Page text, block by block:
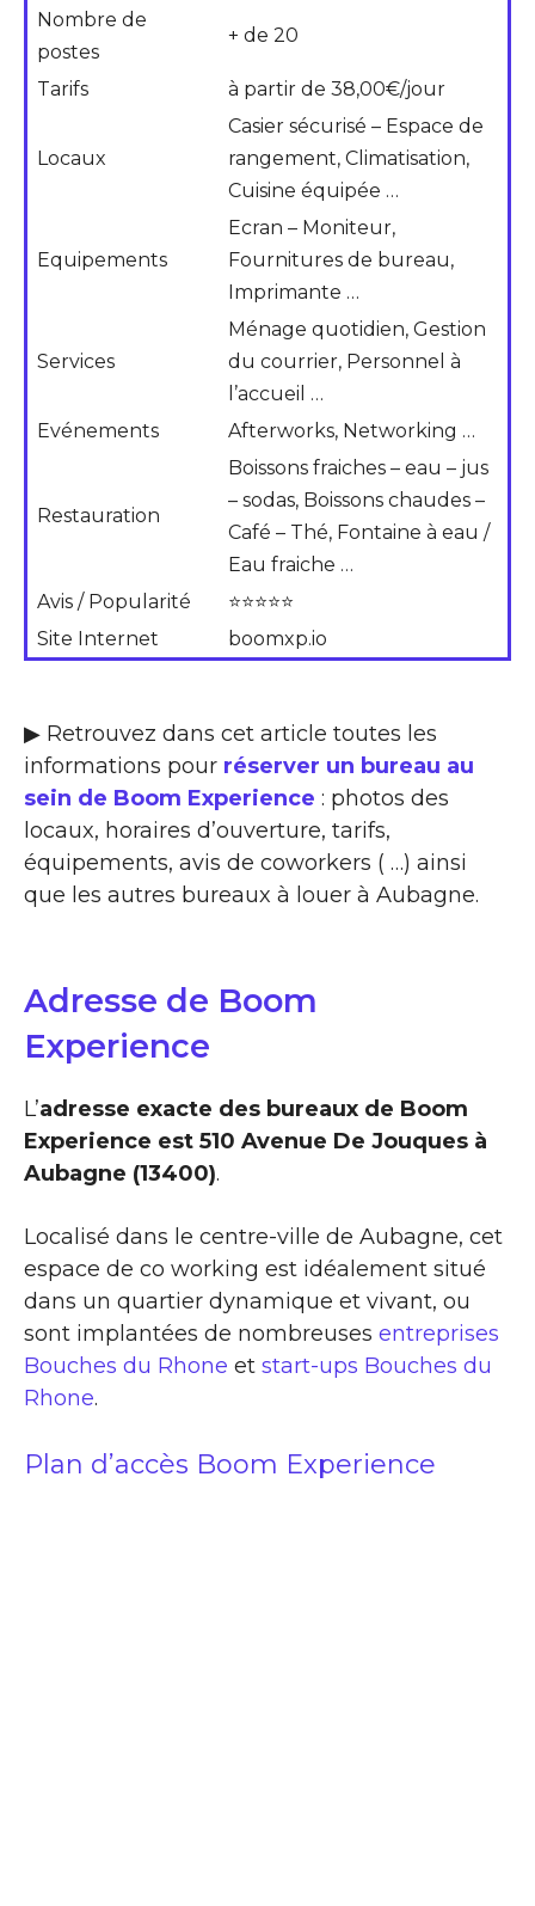
Nombre de
postes
+ de 20
Tarifs à partir de 38,00€/jour
Locaux
Casier sécurisé – Espace de
rangement, Climatisation,
Cuisine équipée …
Equipements
Ecran – Moniteur,
Fournitures de bureau,
Imprimante …
Services
Ménage quotidien, Gestion
du courrier, Personnel à
l’accueil …
Evénements
Afterworks, Networking …
Restauration
Boissons fraiches – eau – jus
– sodas, Boissons chaudes –
Café – Thé, Fontaine à eau /
Eau fraiche …
Avis / Popularité
⭐⭐⭐⭐⭐
Site Internet
boomxp.io
▶ Retrouvez dans cet article toutes les
informations pour réserver un bureau au
sein de Boom Experience : photos des
locaux, horaires d’ouverture, tarifs,
équipements, avis de coworkers ( …) ainsi
que les autres bureaux à louer à Aubagne.
Adresse de Boom
Experience
L’adresse exacte des bureaux de Boom
Experience est 510 Avenue De Jouques à
Aubagne (13400).
Localisé dans le centre-ville de Aubagne, cet
espace de co working est idéalement situé
dans un quartier dynamique et vivant, ou
sont implantées de nombreuses entreprises
Bouches du Rhone et start-ups Bouches du
Rhone.
Plan d’accès Boom Experience